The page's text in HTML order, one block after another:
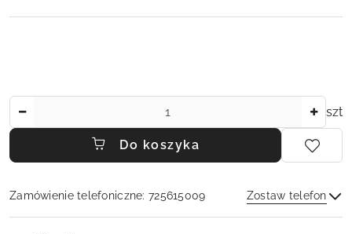
szt
Do koszyka
Zamówienie telefoniczne: 725615009 Zostaw telefon